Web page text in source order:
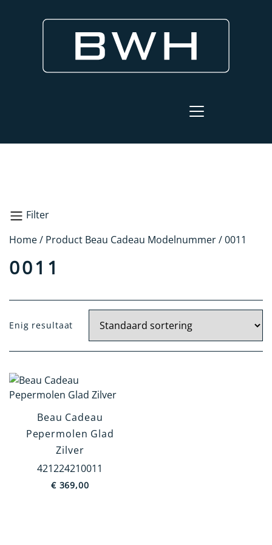
Filter
Zoeken
Zilver
Kristal Zilver
14 Krt. Goud
Artikelgroep
Tafelen en Serveren
Kindergeschenken
Woonaccessoires
Home/ Product Beau Cadeau Modelnummer / 0011
0011
Enig resultaat
Beau Cadeau
Pepermolen Glad
Zilver
421224210011
€369,00